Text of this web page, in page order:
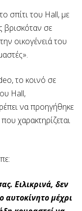
σπίτι του Hall, με
βρισκόταν σε
οικογένειά του
το κοινό σε
Hall,
να προηγήθηκε
χαρακτηρίζεται
Ειλικρινά, δεν
αυτοκίνητο μέχρι